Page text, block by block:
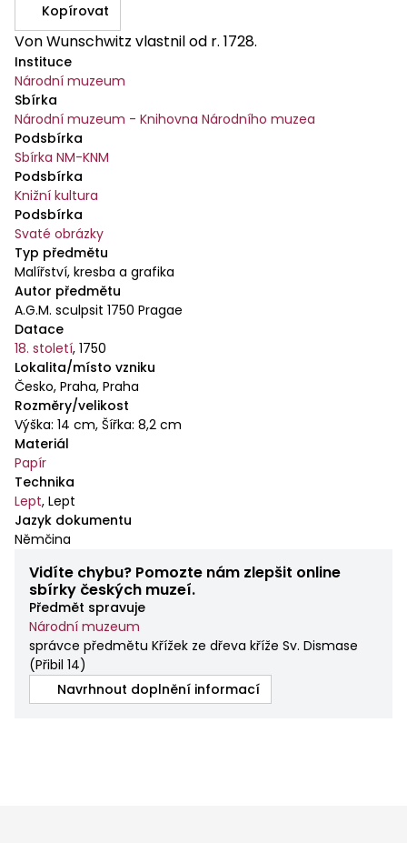
Kopírovat
Von Wunschwitz vlastnil od r. 1728.
Instituce
Národní muzeum
Sbírka
Národní muzeum - Knihovna Národního muzea
Podsbírka
Sbírka NM-KNM
Podsbírka
Knižní kultura
Podsbírka
Svaté obrázky
Typ předmětu
Malířství, kresba a grafika
Autor předmětu
A.G.M. sculpsit 1750 Pragae
Datace
18. století, 1750
Lokalita/místo vzniku
Česko, Praha, Praha
Rozměry/velikost
Výška: 14 cm, Šířka: 8,2 cm
Materiál
Papír
Technika
Lept, Lept
Jazyk dokumentu
Němčina
Vidíte chybu? Pomozte nám zlepšit online
sbírky českých muzeí.
Předmět spravuje
Národní muzeum
správce předmětu Křížek ze dřeva kříže Sv. Dismase
(Přibil 14)
Navrhnout doplnění informací